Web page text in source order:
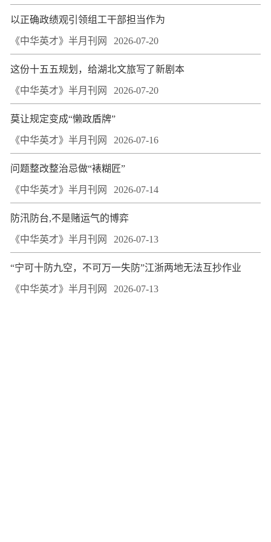
以正确政绩观引领组工干部担当作为
《中华英才》半月刊网 2026-07-20
这份十五五规划，给湖北文旅写了新剧本
《中华英才》半月刊网 2026-07-20
莫让规定变成“懒政盾牌”
《中华英才》半月刊网 2026-07-16
问题整改整治忌做“裱糊匠”
《中华英才》半月刊网 2026-07-14
防汛防台,不是赌运气的博弈
《中华英才》半月刊网 2026-07-13
“宁可十防九空，不可万一失防”江浙两地无法互抄作业
《中华英才》半月刊网 2026-07-13